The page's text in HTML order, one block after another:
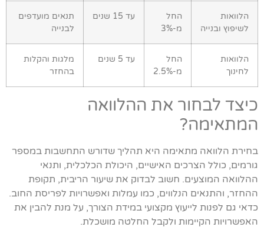
הלוואות
לשיפוץ ובנייה
החל
מ-3%
עד 15 שנים
תנאים מועדפים
לבנייה
הלוואות
לחינוך
החל
מ-2.5%
עד 5 שנים
מלגות והקלות
בהחזר
כיצד לבחור את ההלוואה
המתאימה?
בחירת הלוואה מתאימה היא תהליך שדורש התחשבות במספר
גורמים, כולל הצרכים האישיים, היכולת הכלכלית, ותנאי
ההלוואה המוצעים. חשוב לבדוק את שיעור הריבית, תקופת
ההחזר, והתנאים הנלווים, כמו עמלות ואפשרויות לפריסת החוב.
כדאי גם לפנות לייעוץ מקצועי במידת הצורך, על מנת להבין את
האפשרויות הקיימות ולקבל החלטה מושכלת.